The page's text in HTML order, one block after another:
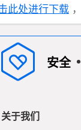
此处进行下载
安全
关于我们